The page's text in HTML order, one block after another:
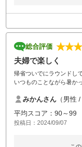
総合評価
夫婦で楽しく
帰省ついでにラウンドし
いつものことながら暑か
みかんさん （男性
平均スコア：90～99
投稿日：2024/09/07